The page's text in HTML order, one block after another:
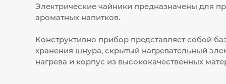
Электрические чайники предназначены для
ароматных напитков.
Конструктивно прибор представляет собой
хранения шнура, скрытый нагревательный
нагрева и корпус из высококачественных